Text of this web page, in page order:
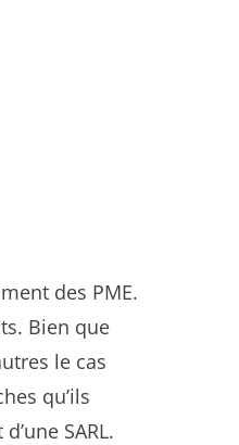
des PME.
Bien que
le cas
qu’ils
SARL.